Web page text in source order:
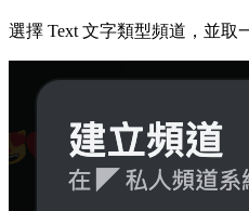
選擇 Text 文字類型頻道，並取